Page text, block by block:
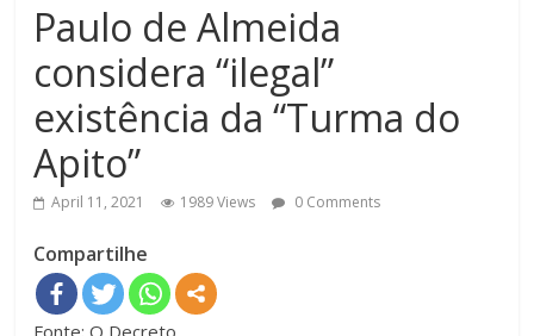
Paulo de Almeida
considera “ilegal”
existência da “Turma do
Apito”
April 11, 2021 1989 Views 0 Comments
Compartilhe